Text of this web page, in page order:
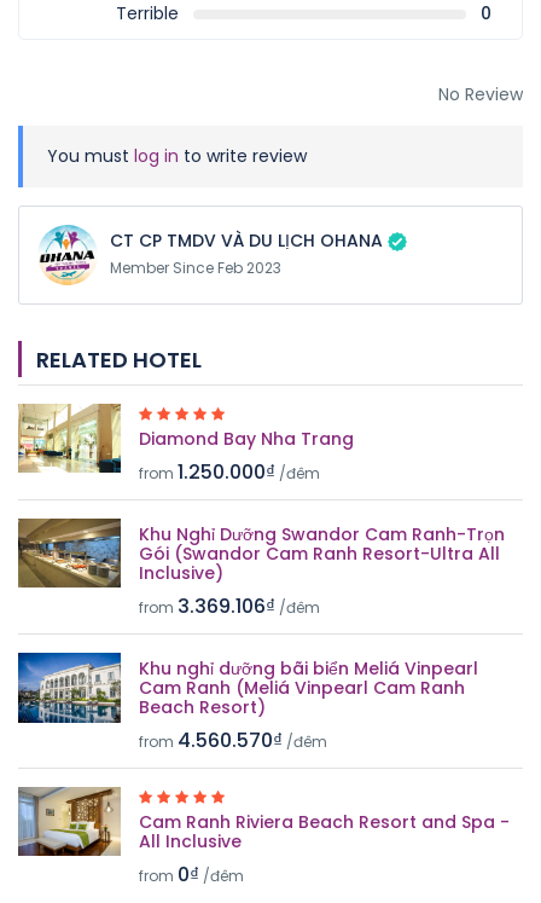
Terrible
0
No Review
You must log in to write review
CT CP TMDV VÀ DU LỊCH OHANA
Member Since Feb 2023
RELATED HOTEL
Diamond Bay Nha Trang
from 1.250.000₫ /đêm
Khu Nghỉ Dưỡng Swandor Cam Ranh-Trọn
Gói (Swandor Cam Ranh Resort-Ultra All
Inclusive)
from 3.369.106₫ /đêm
Khu nghỉ dưỡng bãi biển Meliá Vinpearl
Cam Ranh (Meliá Vinpearl Cam Ranh
Beach Resort)
from 4.560.570₫ /đêm
Cam Ranh Riviera Beach Resort and Spa -
All Inclusive
from 0₫ /đêm